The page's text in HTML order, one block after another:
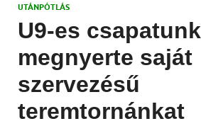
UTÁNPÓTLÁS
U9-es csapatunk
megnyerte saját
szervezésű
teremtornánkat